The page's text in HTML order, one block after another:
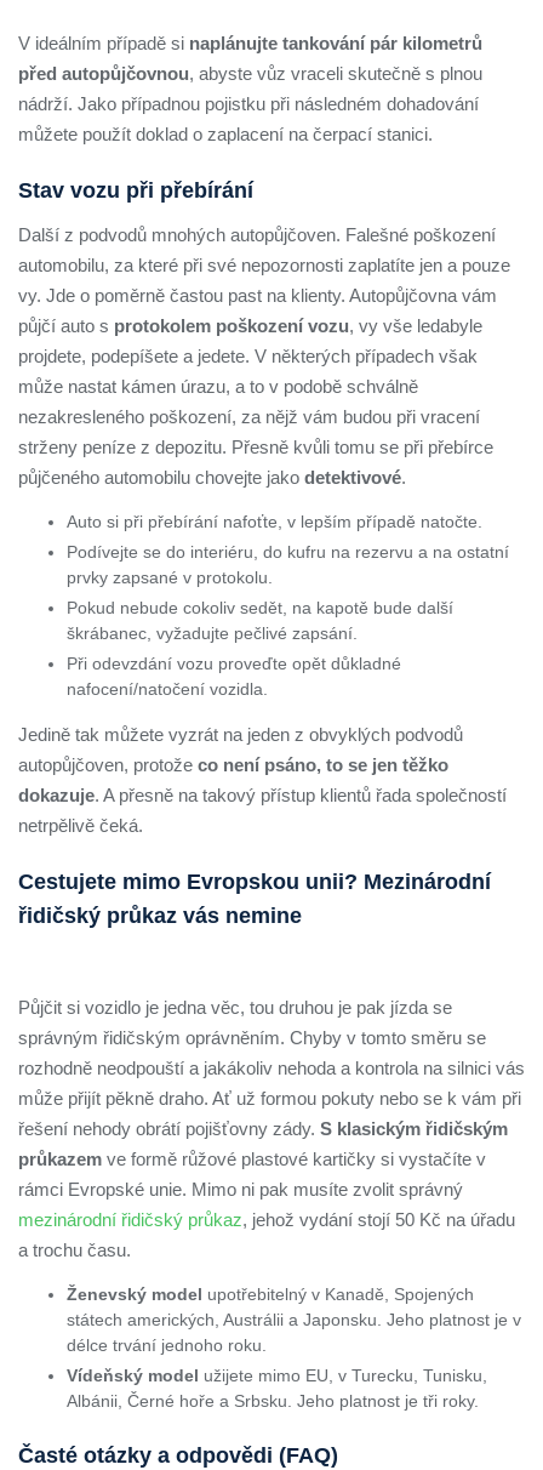
V ideálním případě si naplánujte tankování pár kilometrů
před autopůjčovnou, abyste vůz vraceli skutečně s plnou
nádrží. Jako případnou pojistku při následném dohadování
můžete použít doklad o zaplacení na čerpací stanici.
Stav vozu při přebírání
Další z podvodů mnohých autopůjčoven. Falešné poškození
automobilu, za které při své nepozornosti zaplatíte jen a pouze
vy. Jde o poměrně častou past na klienty. Autopůjčovna vám
půjčí auto s protokolem poškození vozu, vy vše ledabyle
projdete, podepíšete a jedete. V některých případech však
může nastat kámen úrazu, a to v podobě schválně
nezakresleného poškození, za nějž vám budou při vracení
strženy peníze z depozitu. Přesně kvůli tomu se při přebírce
půjčeného automobilu chovejte jako detektivové.
Auto si při přebírání nafoťte, v lepším případě natočte.
Podívejte se do interiéru, do kufru na rezervu a na ostatní
prvky zapsané v protokolu.
Pokud nebude cokoliv sedět, na kapotě bude další
škrábanec, vyžadujte pečlivé zapsání.
Při odevzdání vozu proveďte opět důkladné
nafocení/natočení vozidla.
Jedině tak můžete vyzrát na jeden z obvyklých podvodů
autopůjčoven, protože co není psáno, to se jen těžko
dokazuje. A přesně na takový přístup klientů řada společností
netrpělivě čeká.
Cestujete mimo Evropskou unii? Mezinárodní
řidičský průkaz vás nemine
Půjčit si vozidlo je jedna věc, tou druhou je pak jízda se
správným řidičským oprávněním. Chyby v tomto směru se
rozhodně neodpouští a jakákoliv nehoda a kontrola na silnici vás
může přijít pěkně draho. Ať už formou pokuty nebo se k vám při
řešení nehody obrátí pojišťovny zády. S klasickým řidičským
průkazem ve formě růžové plastové kartičky si vystačíte v
rámci Evropské unie. Mimo ni pak musíte zvolit správný
mezinárodní řidičský průkaz, jehož vydání stojí 50 Kč na úřadu
a trochu času.
Ženevský model upotřebitelný v Kanadě, Spojených
státech amerických, Austrálii a Japonsku. Jeho platnost je v
délce trvání jednoho roku.
Vídeňský model užijete mimo EU, v Turecku, Tunisku,
Albánii, Černé hoře a Srbsku. Jeho platnost je tři roky.
Časté otázky a odpovědi (FAQ)